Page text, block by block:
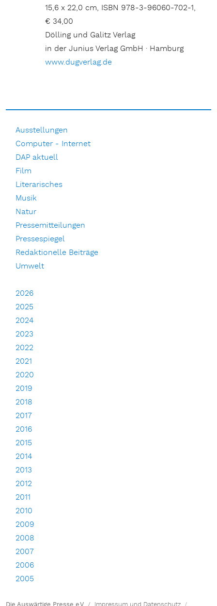
15,6 x 22,0 cm, ISBN 978-3-96060-702-1,
€ 34,00
Dölling und Galitz Verlag
in der Junius Verlag GmbH · Hamburg
www.dugverlag.de
Ausstellungen
Computer - Internet
DAP aktuell
Film
Literarisches
Musik
Natur
Pressemitteilungen
Pressespiegel
Redaktionelle Beiträge
Umwelt
2026
2025
2024
2023
2022
2021
2020
2019
2018
2017
2016
2015
2014
2013
2012
2011
2010
2009
2008
2007
2006
2005